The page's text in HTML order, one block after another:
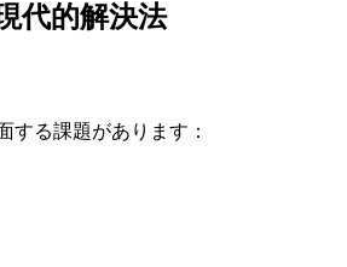
代的解決法
する課題があります：